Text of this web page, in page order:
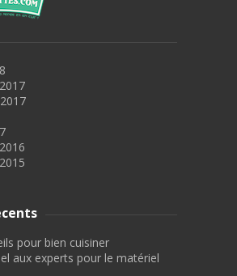
pour bien cuisiner
aux experts pour le matériel